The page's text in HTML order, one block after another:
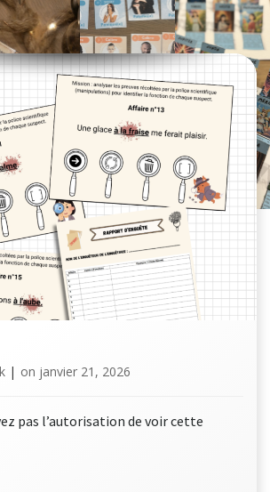
| on janvier 21, 2026
pas l’autorisation de voir cette